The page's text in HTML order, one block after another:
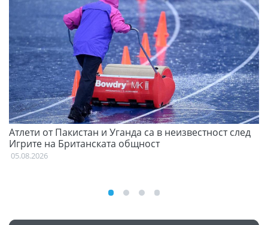
Атлети от Пакистан и Уганда са в неизвестност след
Игрите на Британската общност
05.08.2026